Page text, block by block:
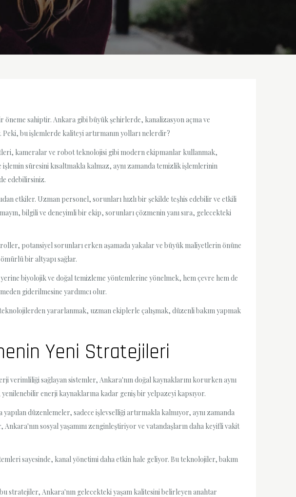
öneme sahiptir. Ankara gibi büyük şehirlerde, kanalizasyon açma ve
bu işlemlerde kaliteyi artırmanın yolları nelerdir?
kameralar ve robot teknolojisi gibi modern ekipmanlar kullanmak,
süresini kısaltmakla kalmaz, aynı zamanda temizlik işlemlerinin
edebilirsiniz.
etkiler. Uzman personel, sorunları hızlı bir şekilde teşhis edebilir ve etkili
bilgili ve deneyimli bir ekip, sorunları çözmenin yanı sıra, gelecekteki
potansiyel sorunları erken aşamada yakalar ve büyük maliyetlerin önüne
bir altyapı sağlar.
biyolojik ve doğal temizleme yöntemlerine yönelmek, hem çevre hem de
giderilmesine yardımcı olur.
yararlanmak, uzman ekiplerle çalışmak, düzenli bakım yapmak
Yeni Stratejileri
verimliliği sağlayan sistemler, Ankara'nın doğal kaynaklarını korurken aynı
enerji kaynaklarına kadar geniş bir yelpazeyi kapsıyor.
düzenlemeler, sadece işlevselliği artırmakla kalmıyor, aynı zamanda
sosyal yaşamını zenginleştiriyor ve vatandaşların daha keyifli vakit
sayesinde, kanal yönetimi daha etkin hale geliyor. Bu teknolojiler, bakım
stratejiler, Ankara'nın gelecekteki yaşam kalitesini belirleyen anahtar